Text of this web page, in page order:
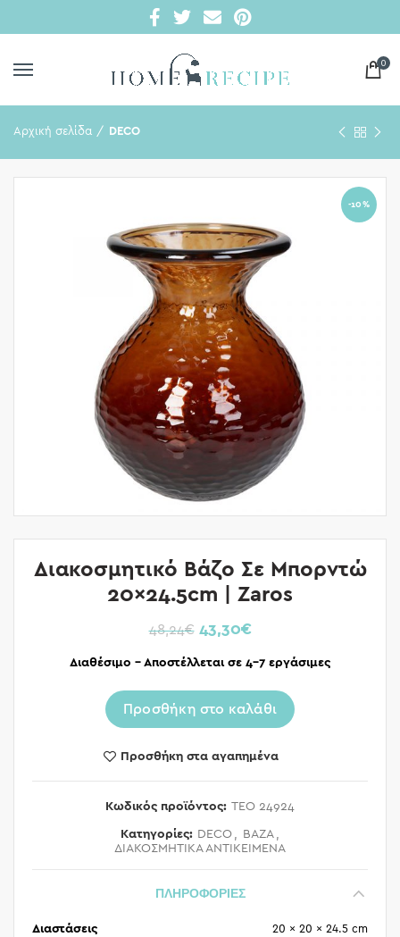
0
Αρχική σελίδα DECO
-10%
Διακοσμητικό Βάζο Σε Μπορντώ
20×24.5cm | Zaros
48,24€ 43,30€
Διαθέσιμο – Αποστέλλεται σε 4-7 εργάσιμες
Προσθήκη στο καλάθι
Προσθήκη στα αγαπημένα
Κωδικός προϊόντος: TEO 24924
Κατηγορίες: DECO , ΒΑΖΑ ,
ΔΙΑΚΟΣΜΗΤΙΚΑ ΑΝΤΙΚΕΙΜΕΝΑ
ΠΛΗΡΟΦΟΡΙΕΣ
Διαστάσεις 20 × 20 × 24.5 cm